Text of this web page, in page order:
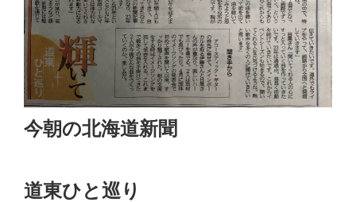
今朝の北海道新聞
道東ひと巡り